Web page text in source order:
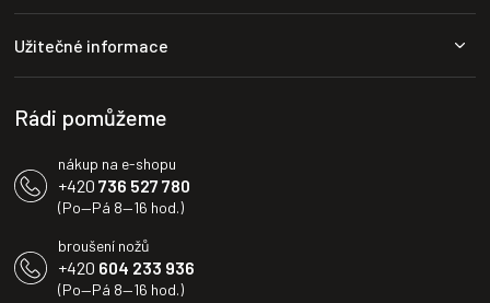
Užitečné informace
Rádi pomůžeme
nákup na e-shopu
+420 736 527 780
(Po—Pá 8—16 hod.)
broušení nožů
+420 604 233 936
(Po—Pá 8—16 hod.)